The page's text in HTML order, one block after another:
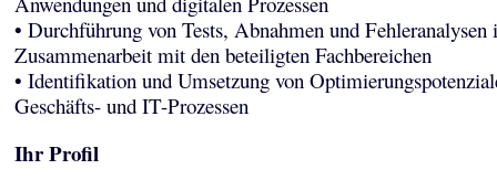
• Durchführung von Tests, Abnahmen und Fehleranalysen
Zusammenarbeit mit den beteiligten Fachbereichen
• Identifikation und Umsetzung von
Geschäfts- und IT-Prozessen
Ihr Profil